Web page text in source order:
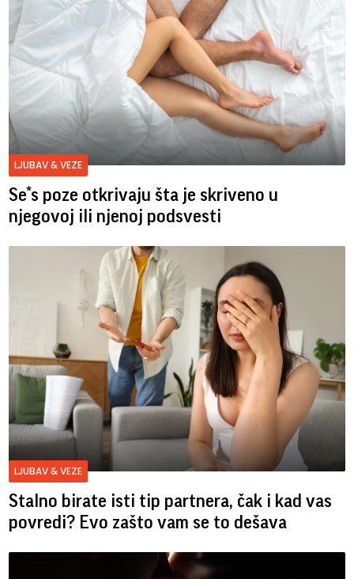
LJUBAV & VEZE
Se*s poze otkrivaju šta je skriveno u
njegovoj ili njenoj podsvesti
LJUBAV & VEZE
Stalno birate isti tip partnera, čak i kad vas
povredi? Evo zašto vam se to dešava